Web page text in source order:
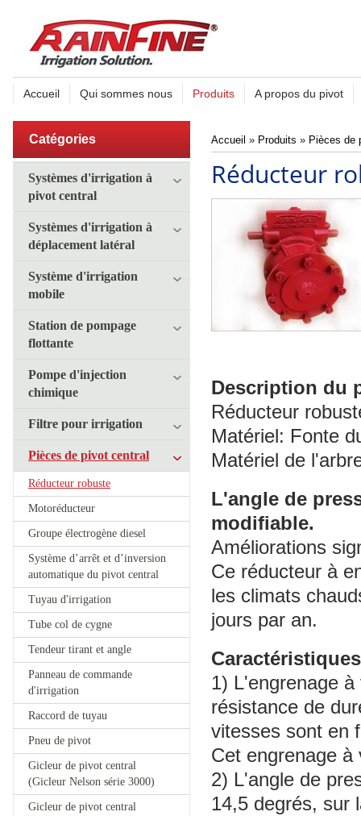
Accueil Qui sommes nous Produits A propos du pivot
Catégories
Systèmes d'irrigation à
pivot central
Systèmes d'irrigation à
déplacement latéral
Système d'irrigation
mobile
Station de pompage
flottante
Pompe d'injection
chimique
Filtre pour irrigation
Pièces de pivot central
Réducteur robuste
Motoréducteur
Groupe électrogène diesel
Système d’arrêt et d’inversion
automatique du pivot central
Tuyau d'irrigation
Tube col de cygne
Tendeur tirant et angle
Panneau de commande
d'irrigation
Raccord de tuyau
Pneu de pivot
Gicleur de pivot central
(Gicleur Nelson série 3000)
Gicleur de pivot central
Accueil » Produits » Pièces de
Réducteur
Description du
Réducteur
Matériel: Fonte
Matériel de
L'angle de
modifiable.
Améliorations
Ce réducteur à
les climats
jours par an.
1) L'engrenage
résistance de
vitesses sont en
Cet engrenage
2) L'angle de
14,5 degrés, sur